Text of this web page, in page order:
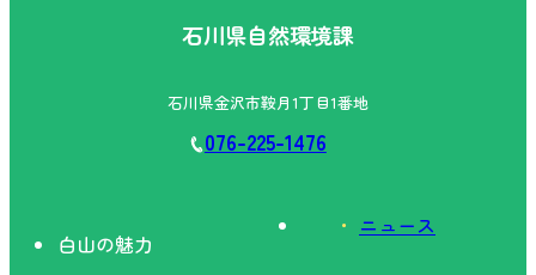
石川県自然環境課
石川県金沢市鞍月1丁目1番地
076-225-1476
白山の魅力
ニュース